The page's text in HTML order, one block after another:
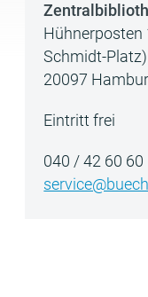
Hühnerposten
Schmidt-Platz)
20097
Eintritt frei
040 / 42 60 60